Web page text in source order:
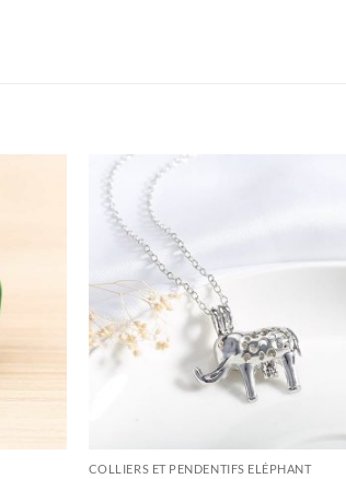
COLLIERS ET PENDENTIFS ELÉPHANT